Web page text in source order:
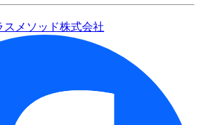
スメソッド株式会社